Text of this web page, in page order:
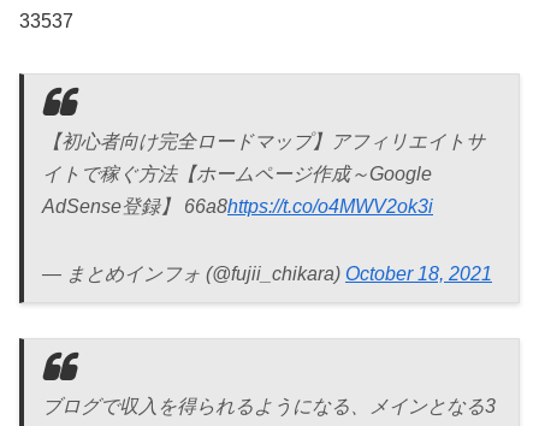
33537
【初心者向け完全ロードマップ】アフィリエイトサ
イトで稼ぐ方法【ホームページ作成～Google
AdSense登録】 66a8https://t.co/o4MWV2ok3i
— まとめインフォ (@fujii_chikara) October 18, 2021
ブログで収入を得られるようになる、メインとなる3